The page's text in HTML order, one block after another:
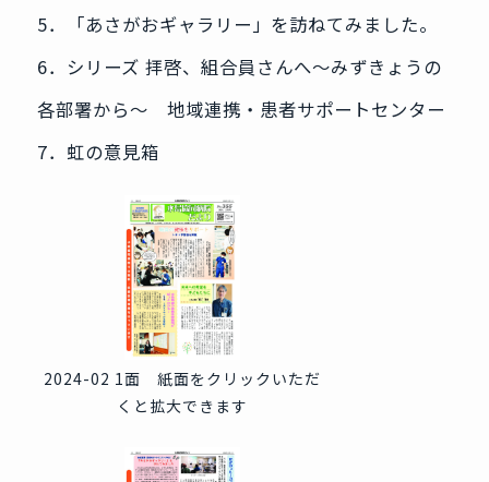
5．「あさがおギャラリー」を訪ねてみました。
6．シリーズ 拝啓、組合員さんへ～みずきょうの
各部署から～ 地域連携・患者サポートセンター
7．虹の意見箱
2024-02 1面 紙面をクリックいただ
くと拡大できます